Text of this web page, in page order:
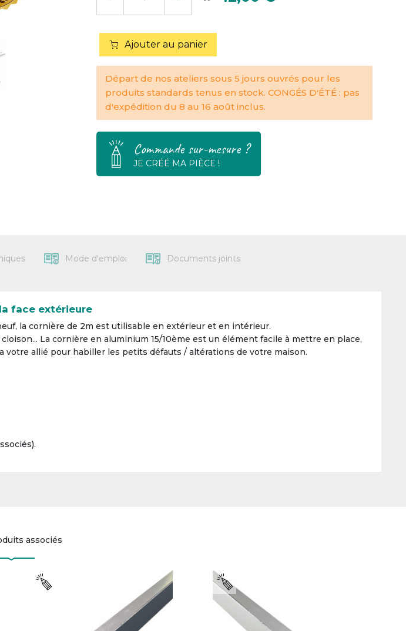
Ajouter au panier
Départ de nos ateliers sous 5 jours ouvrés pour les
produits standards tenus en stock. CONGÉS D'ÉTÉ : pas
d'expédition du 8 au 16 août inclus.
Commande sur-mesure ?
JE CRÉÉ MA PIÈCE !
Mode d'emploi Documents joints
face extérieure
la cornière de 2m est utilisable en extérieur et en intérieur.
La cornière en aluminium 15/10ème est un élément facile à mettre en place,
allié pour habiller les petits défauts / altérations de votre maison.
associés